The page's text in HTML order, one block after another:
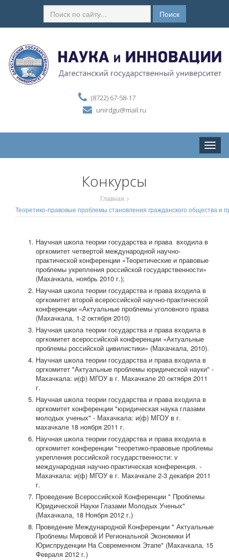
Поиск
(8722) 67-58-17
unirdgu@mail.ru
Toggle
Конкурсы
Главная
Теоретико-правовые проблемы становления гражданского общества и
Научная школа теории государства и права входила в
оргкомитет четвертой международной научно-
практической конференции «Теоретические и правовые
проблемы укрепления российской государственности»
(Махачкала, ноябрь 2010 г.);
Научная школа теории государства и права входила в
оргкомитет второй всероссийской научно-практической
конференции «Актуальные проблемы уголовного права
(Махачкала, 1-2 октября 2010)
Научная школа теории государства и права входила в
оргкомитет всероссийской конференции «Актуальные
проблемы российской цивилистики» (Махачкала, 2010).
Научная школа теории государства и права входила в
оргкомитет "Актуальные проблемы юридической науки" -
Махачкала: и(ф) МГОУ в г. Махачкале 20 октября 2011
г.
Научная школа теории государства и права входила в
оргкомитет конференции "юридическая наука глазами
молодых ученых" - Махачкала: и(ф) МГОУ в г.
махачкале 18 ноября 2011 г.
Научная школа теории государства и права входила в
оргкомитет конференции "теоретико-правовые проблемы
укрепления российской государственности: v
международная научно-практическая конференция. -
Махачкала: и(ф) МГОУ в г. Махачкале 2-3 декабря 2011
г.
Проведение Всероссийской Конференции " Проблемы
Юридической Науки Глазами Молодых Ученых"
(Махачкала, 18 Ноября 2012 г.)
Проведение Международной Конференции " Актуальные
Проблемы Мировой И Региональной Экономики И
Юриспруденции На Современном Этапе" (Махачкала, 15
Февраля 2012 г.)